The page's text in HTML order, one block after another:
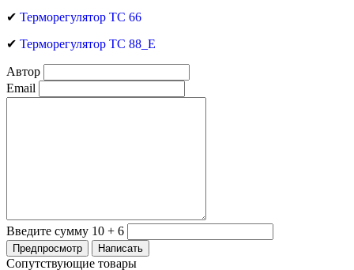
✔ Терморегулятор ТС 66
✔ Терморегулятор ТС 88_Е
Автор
Email
Введите сумму 10 + 6
Сопутствующие товары